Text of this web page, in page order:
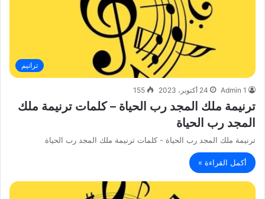
ترانيم
Admin 1 24 أكتوبر، 2023 155
ترنيمة ملك المجد رب الحياة – كلمات ترنيمة ملك
المجد رب الحياة
ترنيمة ملك المجد رب الحياة - كلمات ترنيمة ملك المجد رب الحياة
أكمل القراءة »